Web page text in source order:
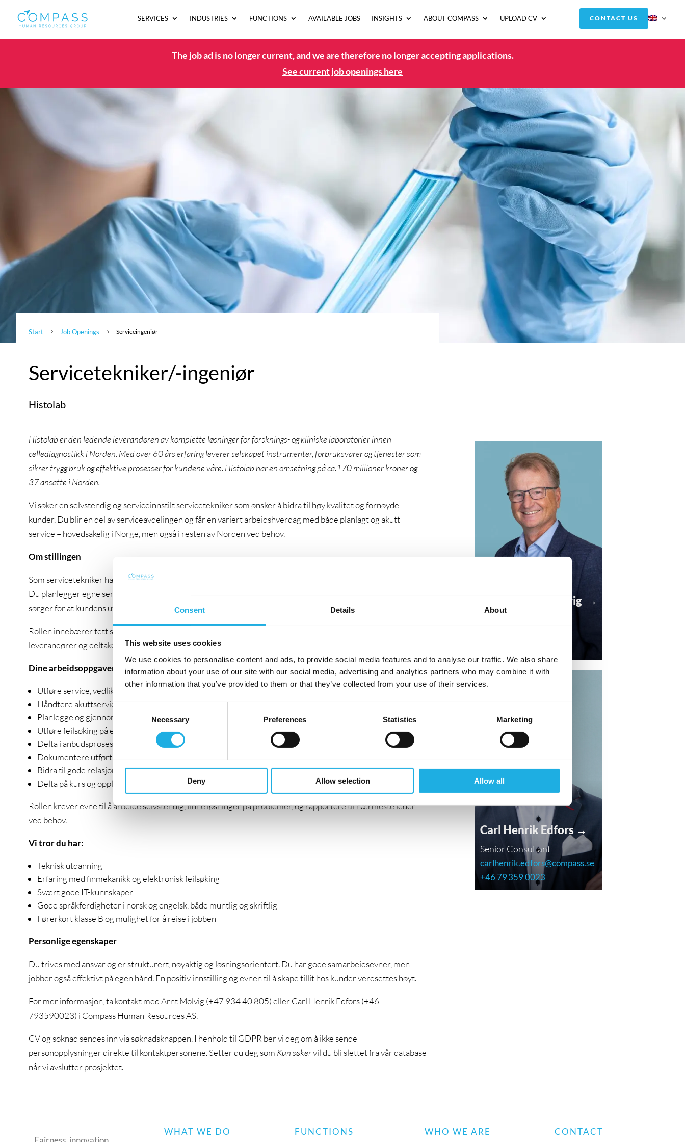
Consent Details About
This website uses cookies
We use cookies to personalise content and ads, to provide social media features and to analyse our traffic. We also share
information about your use of our site with our social media, advertising and analytics partners who may combine it with
other information that you’ve provided to them or that they’ve collected from your use of their services.
Consent
Selection
Necessary Preferences Statistics Marketing
Deny Allow selection Allow all
SERVICES INDUSTRIES FUNCTIONS AVAILABLE JOBS INSIGHTS ABOUT COMPASS UPLOAD CV CONTACT US
The job ad is no longer current, and we are therefore no longer accepting applications.
See current job openings here
Start 5 Job Openings 5 Serviceingeniør
Servicetekniker/-ingeniør
Histolab
Histolab er den ledende leverandøren av komplette løsninger for forsknings- og kliniske laboratorier innen
cellediagnostikk i Norden. Med over 60 års erfaring leverer selskapet instrumenter, forbruksvarer og tjenester som
sikrer trygg bruk og effektive prosesser for kundene våre. Histolab har en omsetning på ca.170 millioner kroner og
37 ansatte i Norden.
Vi søker en selvstendig og serviceinnstilt servicetekniker som ønsker å bidra til høy kvalitet og fornøyde
kunder. Du blir en del av serviceavdelingen og får en variert arbeidshverdag med både planlagt og akutt
service – hovedsakelig i Norge, men også i resten av Norden ved behov.
Om stillingen
Som servicetekniker har du ansvar for installasjon, service og vedlikehold av våre instrumenter ute hos kunder.
Du planlegger egne serviceoppdrag og reiser, utfører feilsøking både på stedet og via fjernoppkobling, og
sørger for at kundens utstyr fungerer optimalt.
Rollen innebærer tett samarbeid med selgere, applikasjonsspesialister og andre kollegaer, samt kontakt med
leverandører og deltakelse på opplæring.
Dine arbeidsoppgaver
Utføre service, vedlikehold og installasjon av instrumenter hos kunder
Håndtere akuttservice raskt og innen avtalte tidsfrister
Planlegge og gjennomføre tildelte serviceoppdrag og reiser
Utføre feilsøking på elektronikk og IT-systemer, både lokalt og via fjernstyring
Delta i anbudsprosesser, særlig ved IT-relaterte spørsmål
Dokumentere utført arbeid og skrive servicerapporter
Bidra til gode relasjoner med kunder og samarbeidspartnere
Delta på kurs og opplæring hos leverandører
Rollen krever evne til å arbeide selvstendig, finne løsninger på problemer, og rapportere til nærmeste leder
ved behov.
Vi tror du har:
Teknisk utdanning
Erfaring med finmekanikk og elektronisk feilsøking
Svært gode IT-kunnskaper
Gode språkferdigheter i norsk og engelsk, både muntlig og skriftlig
Førerkort klasse B og mulighet for å reise i jobben
Personlige egenskaper
Du trives med ansvar og er strukturert, nøyaktig og løsningsorientert. Du har gode samarbeidsevner, men
jobber også effektivt på egen hånd. En positiv innstilling og evnen til å skape tillit hos kunder verdsettes høyt.
For mer informasjon, ta kontakt med Arnt Molvig (+47 934 40 805) eller Carl Henrik Edfors (+46
793590023) i Compass Human Resources AS.
CV og søknad sendes inn via søknadsknappen. I henhold til GDPR ber vi deg om å ikke sende
personopplysninger direkte til kontaktpersonene. Setter du deg som Kun søkervil du bli slettet fra vår database
når vi avslutter prosjektet.
Arnt Håvard Molvig →
Carl Henrik Edfors →
Senior Consultant
carlhenrik.edfors@compass.se
+46 79 359 0023
WHAT WE DO FUNCTIONS WHO WE ARE CONTACT